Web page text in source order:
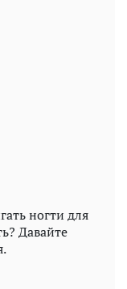
ногти для
Давайте